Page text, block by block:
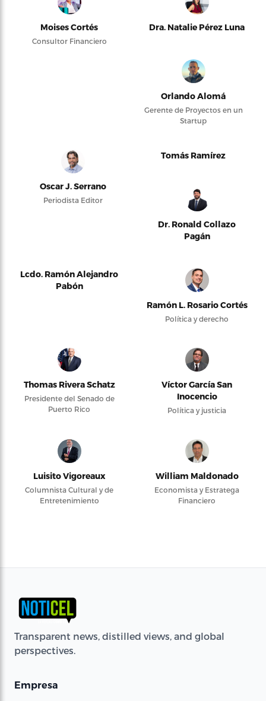
Moises Cortés
Consultor Financiero
Dra. Natalie Pérez Luna
Orlando Alomá
Gerente de Proyectos en un
Startup
Oscar J. Serrano
Periodista Editor
Tomás Ramírez
Dr. Ronald Collazo
Pagán
Lcdo. Ramón Alejandro
Pabón
Ramón L. Rosario Cortés
Política y derecho
Thomas Rivera Schatz
Presidente del Senado de
Puerto Rico
Víctor García San
Inocencio
Política y justicia
Luisito Vigoreaux
Columnista Cultural y de
Entretenimiento
William Maldonado
Economista y Estratega
Financiero
Transparent news, distilled views, and global
perspectives.
Empresa